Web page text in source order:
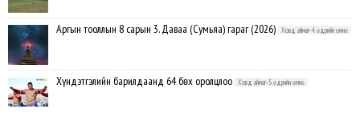
Аргын тооллын 8 сарын 3. Даваа (Сумьяа) гараг (2026) Ховд аймаг-4 өдрийн өмнө
Хүндэтгэлийн барилдаанд 64 бөх оролцлоо Ховд аймаг-5 өдрийн өмнө